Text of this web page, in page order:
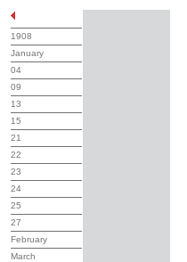
1908
January
04
09
13
15
21
22
23
24
25
27
February
March